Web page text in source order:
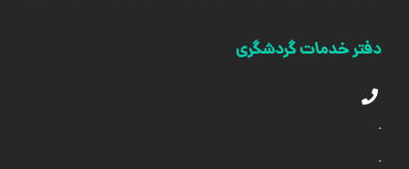
دفتر خدمات گردشگری
.
.